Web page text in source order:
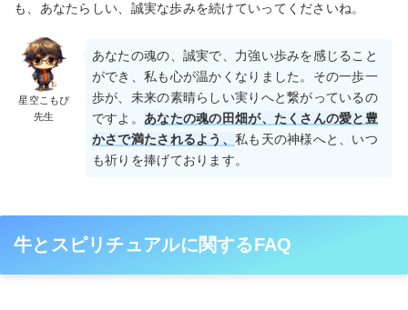
も、あなたらしい、誠実な歩みを続けていってくださいね。
星空こもぴ
先生
あなたの魂の、誠実で、力強い歩みを感じること
ができ、私も心が温かくなりました。その一歩一
歩が、未来の素晴らしい実りへと繋がっているの
ですよ。 あなたの魂の田畑が、たくさんの愛と豊
かさで満たされるよう、 私も天の神様へと、いつ
も祈りを捧げております。
牛とスピリチュアルに関するFAQ